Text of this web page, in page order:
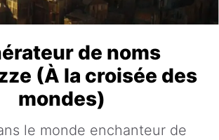
de noms
(À la croisée des
mondes)
le monde enchanteur de